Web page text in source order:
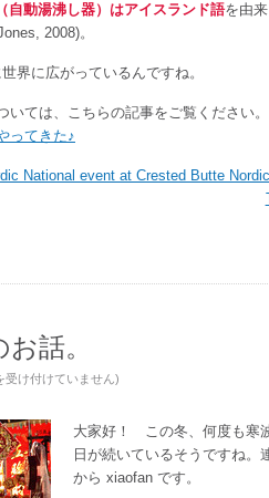
自動湯沸し器）はアイスランド語を由
2008)。
界に広がっているんですね。
いては、こちらの記事をご覧ください。
ってきた♪
National event at Crested Butte
話。
受け付けていません)
大家好！ この冬、何度も寒
日が続いているそうですね。
から xiaofan です。